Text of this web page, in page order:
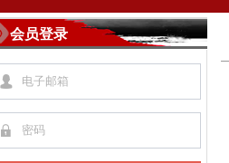
会员登录
넙
끕